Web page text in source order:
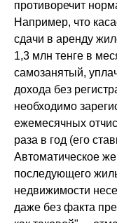
противоречит
Например, что
сдачи в аренду
1,3 млн тенге в
самозанятый,
дохода без
необходимо
ежемесячных
раза в год (его
Автоматическое
последующего
недвижимости
даже без факта